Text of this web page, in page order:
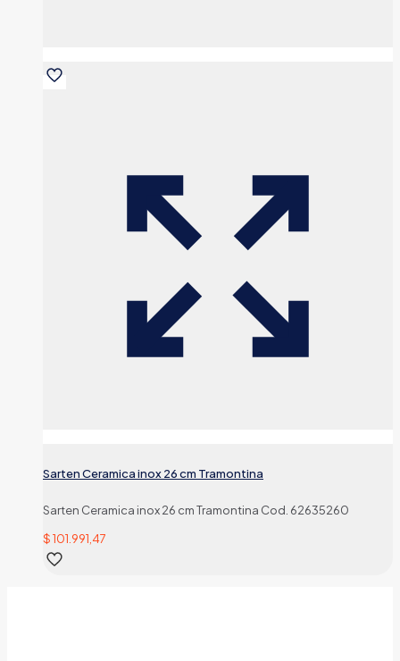
Sarten Ceramica inox 26 cm Tramontina
Sarten Ceramica inox 26 cm Tramontina Cod. 62635260
$101.991,47